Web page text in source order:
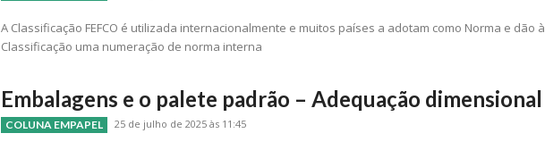
A Classificação FEFCO é utilizada internacionalmente e muitos países a adotam como Norma e dão à
Classificação uma numeração de norma interna
Embalagens e o palete padrão – Adequação dimensional
COLUNA EMPAPEL 25 de julho de 2025 às 11:45